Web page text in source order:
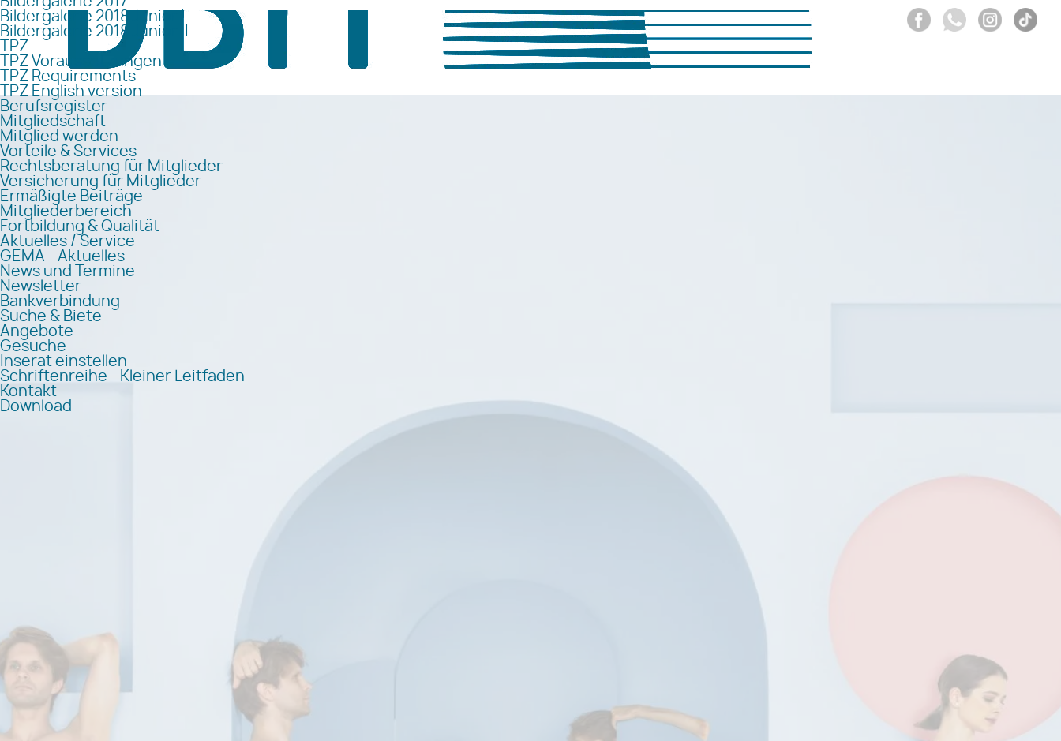
Bildergalerie 2018 Junior I
Bildergalerie 2018 Junior II
TPZ
TPZ Voraussetzungen
TPZ Requirements
TPZ English version
Berufsregister
Mitgliedschaft
Mitglied werden
Vorteile & Services
Rechtsberatung für Mitglieder
Versicherung für Mitglieder
Ermäßigte Beiträge
Mitgliederbereich
Fortbildung & Qualität
Aktuelles / Service
GEMA - Aktuelles
News und Termine
Newsletter
Bankverbindung
Suche & Biete
Angebote
Gesuche
Inserat einstellen
Schriftenreihe - Kleiner Leitfaden
Kontakt
Download